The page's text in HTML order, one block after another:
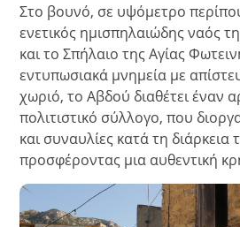
Στο βουνό, σε υψόμετρο
ενετικός ημισπηλαιώδης ναός
και το Σπήλαιο της Αγίας
εντυπωσιακά μνημεία με
χωριό, το Αβδού διαθέτει έναν
πολιτιστικό σύλλογο, που
και συναυλίες κατά τη διάρκεια
προσφέροντας μια αυθεντική